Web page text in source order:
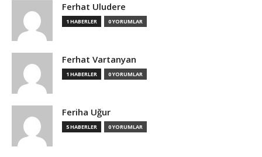
Ferhat Uludere
1 HABERLER 0 YORUMLAR
Ferhat Vartanyan
1 HABERLER 0 YORUMLAR
Feriha Uğur
5 HABERLER 0 YORUMLAR